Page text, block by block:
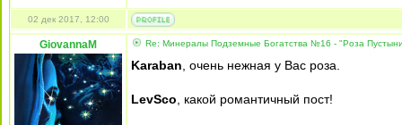
02 дек 2017, 12:00
GiovannaM Re: Минералы Подземные Богатства №16 - "Роза
Karaban , очень нежная у Вас роза.
LevSco , какой романтичный пост!